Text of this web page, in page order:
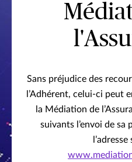
Sans préjudice des
l’Adhérent, celui-ci peut
la Médiation de
suivants l’envoi de sa